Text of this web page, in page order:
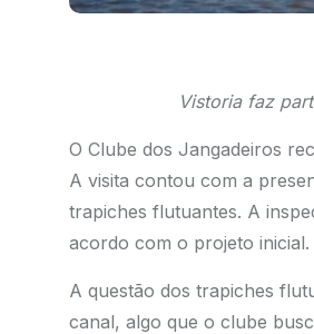
Vistoria faz
O Clube dos Jangadeiros
A visita contou com a
trapiches flutuantes. A
acordo com o projeto inicial.
A questão dos trapiches
canal, algo que o clube